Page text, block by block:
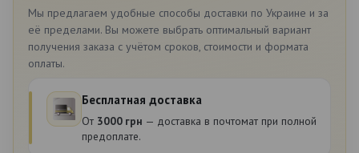
Мы предлагаем удобные способы доставки по Украине и за
её пределами. Вы можете выбрать оптимальный вариант
получения заказа с учётом сроков, стоимости и формата
оплаты.
Бесплатная доставка
От 3000 грн — доставка в почтомат при полной
предоплате.